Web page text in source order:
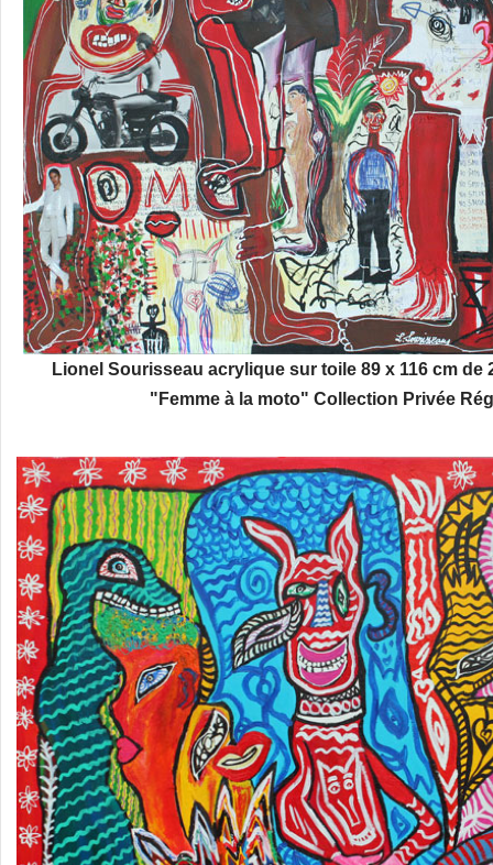
Lionel Sourisseau acrylique sur toile 89 x 116 cm de
"Femme à la moto" Collection Privée